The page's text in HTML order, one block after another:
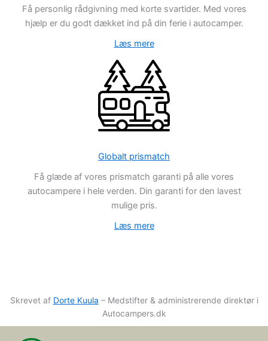
Få personlig rådgivning med korte svartider. Med vores
hjælp er du godt dækket ind på din ferie i autocamper.
Læs mere
Globalt prismatch
Få glæde af vores prismatch garanti på alle vores
autocampere i hele verden. Din garanti for den lavest
mulige pris.
Læs mere
Skrevet af Dorte Kuula – Medstifter & administrerende direktør i
Autocampers.dk